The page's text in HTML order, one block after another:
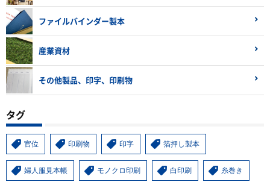
ファイルバインダー製本
産業資材
その他製品、印字、印刷物
タグ
官位 印刷物 印字 箔押し製本
婦人服見本帳 モノクロ印刷 白印刷 糸巻き